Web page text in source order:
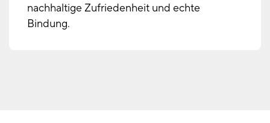
nachhaltige Zufriedenheit und echte
Bindung.